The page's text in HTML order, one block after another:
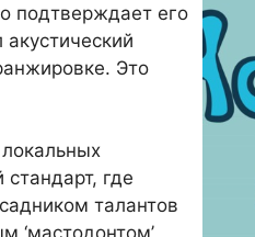
подтверждает его
Это
где
талантов